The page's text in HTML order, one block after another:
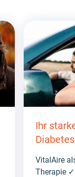
Ihr
VitalAire
Therapie